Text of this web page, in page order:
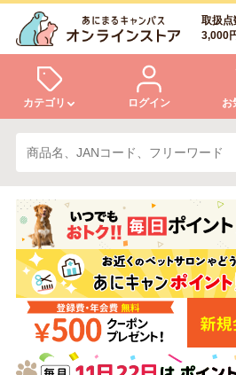
取扱点
3,000
カテゴリ
犬
小動物・鳥
ドッグフード
ログイン お
ログイン
会員登録
あにまるキャンパスについて
アフターサービス
商品リクエスト